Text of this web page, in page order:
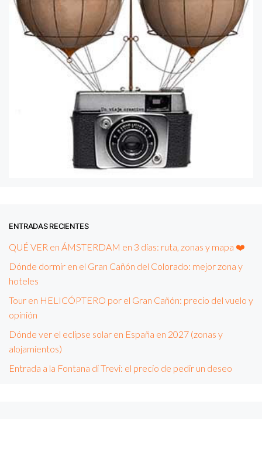
ENTRADAS RECIENTES
QUÉ VER en ÁMSTERDAM en 3 días: ruta, zonas y mapa ❤️
Dónde dormir en el Gran Cañón del Colorado: mejor zona y
hoteles
Tour en HELICÓPTERO por el Gran Cañón: precio del vuelo y
opinión
Dónde ver el eclipse solar en España en 2027 (zonas y
alojamientos)
Entrada a la Fontana di Trevi: el precio de pedir un deseo